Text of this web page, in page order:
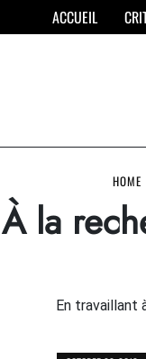
ACCUEIL
HOME
À la
En travaillant